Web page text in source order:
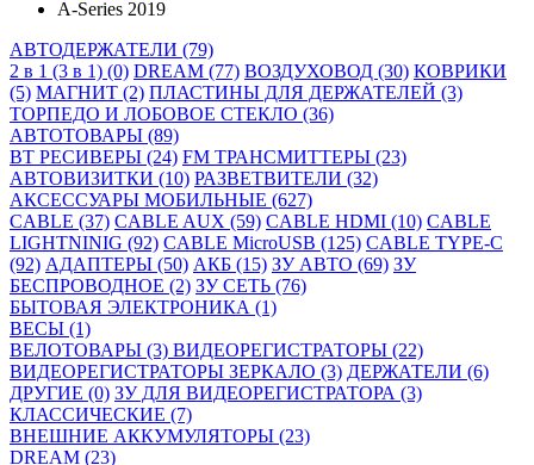
A-Series 2019
АВТОДЕРЖАТЕЛИ (79)
2 в 1 (3 в 1) (0) DREAM (77) ВОЗДУХОВОД (30) КОВРИКИ
(5) МАГНИТ (2) ПЛАСТИНЫ ДЛЯ ДЕРЖАТЕЛЕЙ (3)
ТОРПЕДО И ЛОБОВОЕ СТЕКЛО (36)
АВТОТОВАРЫ (89)
BT РЕСИВЕРЫ (24) FM ТРАНСМИТТЕРЫ (23)
АВТОВИЗИТКИ (10) РАЗВЕТВИТЕЛИ (32)
АКСЕССУАРЫ МОБИЛЬНЫЕ (627)
CABLE (37) CABLE AUX (59) CABLE HDMI (10) CABLE
LIGHTNINIG (92) CABLE MicroUSB (125) CABLE TYPE-C
(92) АДАПТЕРЫ (50) АКБ (15) ЗУ АВТО (69) ЗУ
БЕСПРОВОДНОЕ (2) ЗУ СЕТЬ (76)
БЫТОВАЯ ЭЛЕКТРОНИКА (1)
ВЕСЫ (1)
ВЕЛОТОВАРЫ (3) ВИДЕОРЕГИСТРАТОРЫ (22)
ВИДЕОРЕГИСТРАТОРЫ ЗЕРКАЛО (3) ДЕРЖАТЕЛИ (6)
ДРУГИЕ (0) ЗУ ДЛЯ ВИДЕОРЕГИСТРАТОРА (3)
КЛАССИЧЕСКИЕ (7)
ВНЕШНИЕ АККУМУЛЯТОРЫ (23)
DREAM (23)